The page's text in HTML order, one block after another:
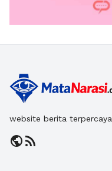
website berita terpercaya
publicrss_feed